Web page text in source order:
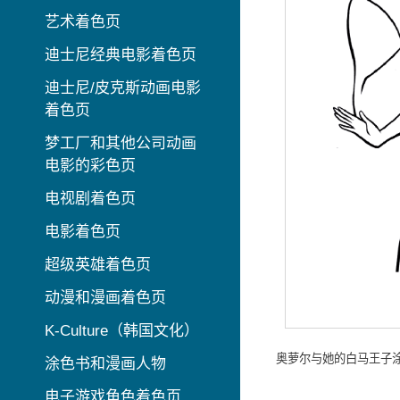
奥萝尔与她的白马王子
艺术着色页
迪士尼经典电影着色页
迪士尼/皮克斯动画电影
着色页
梦工厂和其他公司动画
电影的彩色页
电视剧着色页
电影着色页
超级英雄着色页
动漫和漫画着色页
K-Culture（韩国文化）
涂色书和漫画人物